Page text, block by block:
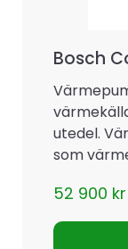
Bosch
utedel.
som
52 900 kr